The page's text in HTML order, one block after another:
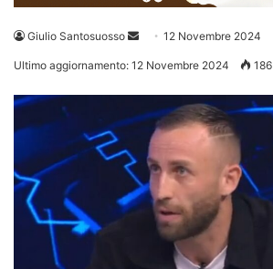
Giulio Santosuosso
Invia 12 Novembre 2024
Ultimo aggiornamento: 12 Novembre 2024 186